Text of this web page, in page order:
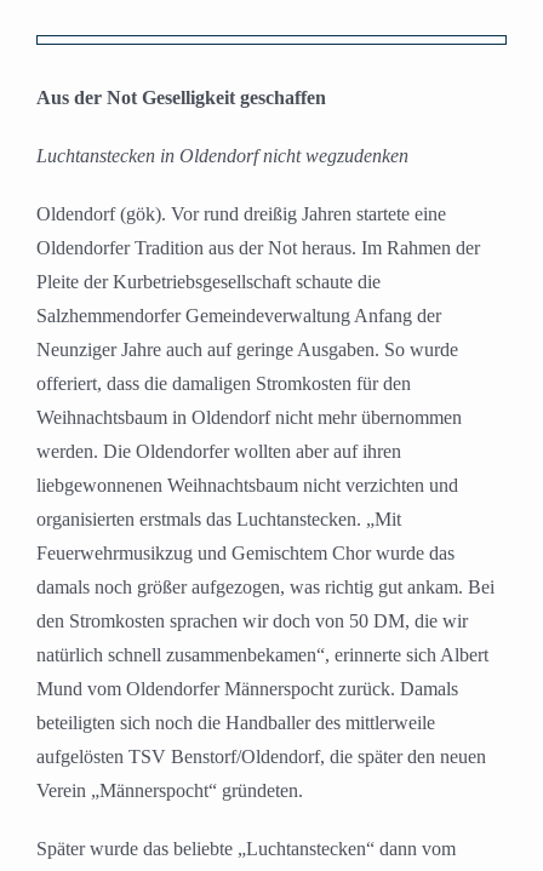
grösseres
Aus der Not Geselligkeit geschaffen
Luchtanstecken in Oldendorf nicht wegzudenken
Oldendorf (gök). Vor rund dreißig Jahren startete eine
Oldendorfer Tradition aus der Not heraus. Im Rahmen der
Pleite der Kurbetriebsgesellschaft schaute die
Salzhemmendorfer Gemeindeverwaltung Anfang der
Neunziger Jahre auch auf geringe Ausgaben. So wurde
offeriert, dass die damaligen Stromkosten für den
Weihnachtsbaum in Oldendorf nicht mehr übernommen
werden. Die Oldendorfer wollten aber auf ihren
liebgewonnenen Weihnachtsbaum nicht verzichten und
organisierten erstmals das Luchtanstecken. „Mit
Feuerwehrmusikzug und Gemischtem Chor wurde das
damals noch größer aufgezogen, was richtig gut ankam. Bei
den Stromkosten sprachen wir doch von 50 DM, die wir
natürlich schnell zusammenbekamen“, erinnerte sich Albert
Mund vom Oldendorfer Männerspocht zurück. Damals
beteiligten sich noch die Handballer des mittlerweile
aufgelösten TSV Benstorf/Oldendorf, die später den neuen
Verein „Männerspocht“ gründeten.
Später wurde das beliebte „Luchtanstecken“ dann vom